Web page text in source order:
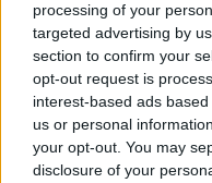
processing of your
targeted advertising by
section to confirm your
opt-out request is
interest-based ads
us or personal
your opt-out. You may
disclosure of your
Το 1986
ένας από τους πιο
ιστορία του metal.
Billboard 200 και
τόσο εμπορικά όσο